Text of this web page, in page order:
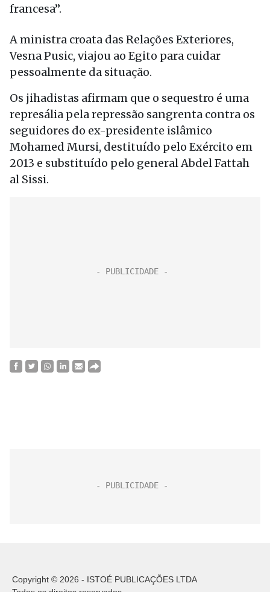
francesa”.
A ministra croata das Relações Exteriores,
Vesna Pusic, viajou ao Egito para cuidar
pessoalmente da situação.
Os jihadistas afirmam que o sequestro é uma
represália pela repressão sangrenta contra os
seguidores do ex-presidente islâmico
Mohamed Mursi, destituído pelo Exército em
2013 e substituído pelo general Abdel Fattah
al Sissi.
Copyright © 2026 - ISTOÉ PUBLICAÇÕES LTDA